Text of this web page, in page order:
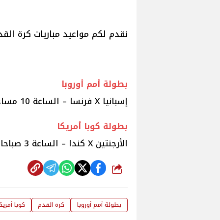
نقدم لكم مواعيد مباريات كرة
بطولة أمم أوروبا
إسبانيا X فرنسا – الساعة 10 مساء على قناة beIN Sports HD 1 Max
بطولة كوبا أمريكا
الأرجنتين X كندا – الساعة 3 صباحا على قناة L'Equipe TV
شارك
بطولة أمم أوروبا كرة القدم كوبا